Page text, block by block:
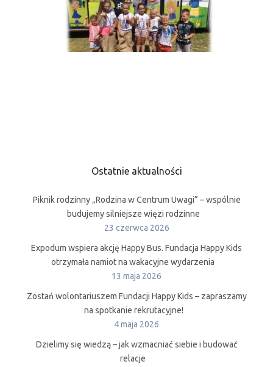
Ostatnie aktualności
Piknik rodzinny „Rodzina w Centrum Uwagi” – wspólnie
budujemy silniejsze więzi rodzinne
23 czerwca 2026
Expodum wspiera akcję Happy Bus. Fundacja Happy Kids
otrzymała namiot na wakacyjne wydarzenia
13 maja 2026
Zostań wolontariuszem Fundacji Happy Kids – zapraszamy
na spotkanie rekrutacyjne!
4 maja 2026
Dzielimy się wiedzą – jak wzmacniać siebie i budować
relacje